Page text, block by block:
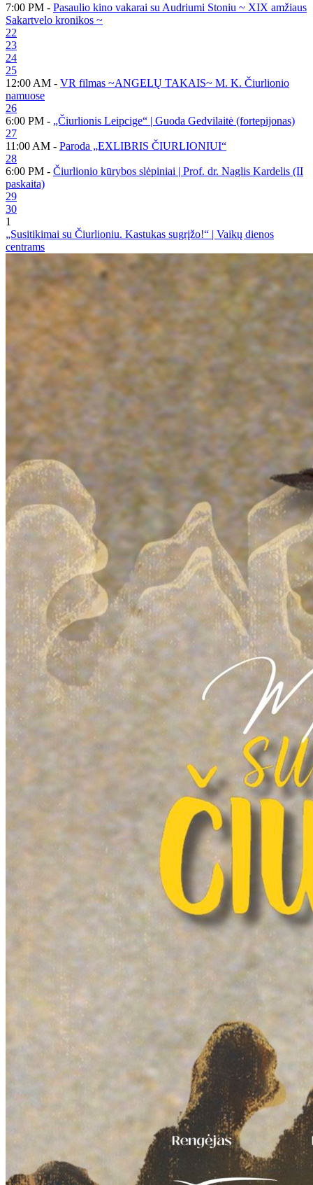
7:00 PM - Pasaulio kino vakarai su Audriumi Stoniu ~ XIX amžiaus
Sakartvelo kronikos ~
22
23
24
25
12:00 AM - VR filmas ~ANGELŲ TAKAIS~ M. K. Čiurlionio
namuose
26
6:00 PM - „Čiurlionis Leipcige“ | Guoda Gedvilaitė (fortepijonas)
27
11:00 AM - Paroda „EXLIBRIS ČIURLIONIUI“
28
6:00 PM - Čiurlionio kūrybos slėpiniai | Prof. dr. Naglis Kardelis (II
paskaita)
29
30
1
„Susitikimai su Čiurlioniu. Kastukas sugrįžo!“ | Vaikų dienos
centrams